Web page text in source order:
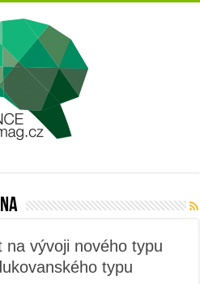
na vývoji nového typu
typu